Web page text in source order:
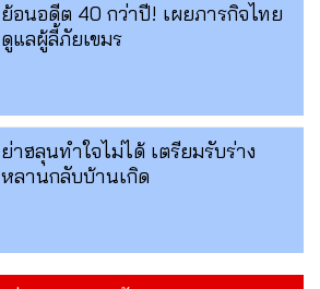
ย้อนอดีต 40 กว่าปี! เผยภารกิจไทย
ดูแลผู้ลี้ภัยเขมร
ย่าฮลุนทำใจไม่ได้ เตรียมรับร่าง
หลานกลับบ้านเกิด